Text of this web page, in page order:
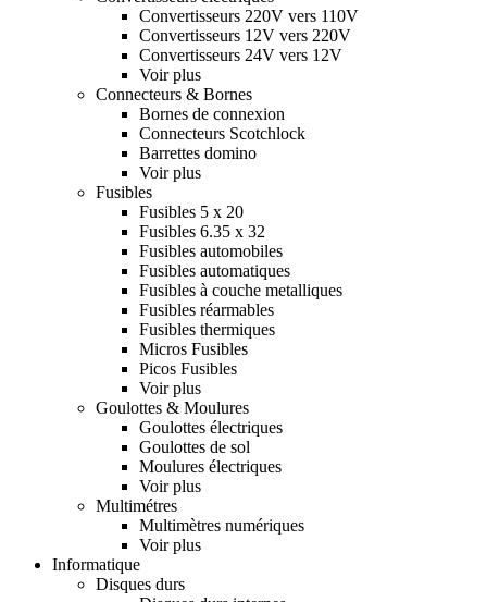
Convertisseurs 220V vers 110V
Convertisseurs 12V vers 220V
Convertisseurs 24V vers 12V
Voir plus
Connecteurs & Bornes
Bornes de connexion
Connecteurs Scotchlock
Barrettes domino
Voir plus
Fusibles
Fusibles 5 x 20
Fusibles 6.35 x 32
Fusibles automobiles
Fusibles automatiques
Fusibles à couche metalliques
Fusibles réarmables
Fusibles thermiques
Micros Fusibles
Picos Fusibles
Voir plus
Goulottes & Moulures
Goulottes électriques
Goulottes de sol
Moulures électriques
Voir plus
Multimétres
Multimètres numériques
Voir plus
Informatique
Disques durs